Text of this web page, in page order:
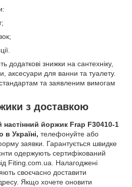
додаткові знижки на сантехніку,
аксесуари для ванни та туалету.
стандартам та заявленим вимогам
з доставкою
йоржик Frap F30410-1
Україні, телефонуйте або
заявки. Гарантується швидке
одержують сертифікований
Fiting.com.ua. Налагоджені
своєчасно доставити
Якщо хочете оновити